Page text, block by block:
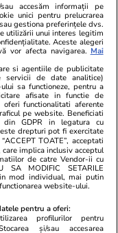
Redactia.ro
Ce să ai în
pentru
18:00
accesăm informații pe
unici pentru prelucrarea
gestiona preferințele dvs.
utilizării unui interes legitim
Aceste alegeri
vor afecta navigarea. Mai
si agentiile de publicitate
servicii de date analitice)
sa functioneze, pentru a
afisate in functie de
functionalitati aferente
pe website. Beneficiati
GDPR in legatura cu
drepturi pot fi exercitate
TOATE”, acceptati
implica inclusiv acceptul
de catre Vendor-ii cu
SA MODIFIC SETARILE
mod individual, mai putin
website-ului.
pentru a oferi:
profilurilor pentru
și/sau accesarea